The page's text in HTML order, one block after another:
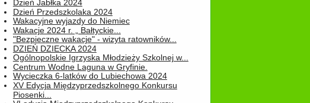
Dzień Jabłka 2024
Dzień Przedszkolaka 2024
Wakacyjne wyjazdy do Niemiec
Wakacje 2024 r. „ Bałtyckie...
"Bezpieczne wakacje" - wizyta ratowników...
DZIEŃ DZIECKA 2024
Ogólnopolskie Igrzyska Młodzieży Szkolnej w...
Centrum Wodne Laguna w Gryfinie.
Wycieczka 6-latków do Lubiechowa 2024
XV Edycja Międzyprzedszkolnego Konkursu
Piosenki...